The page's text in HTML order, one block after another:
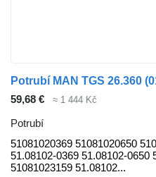
59,68 € ≈ 1 444 Kč
Potrubí
51081020369 51081020650
51.08102-0369 51.08102-0650
51081023159 51.08102...